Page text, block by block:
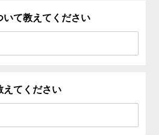
いて教えてください
えてください